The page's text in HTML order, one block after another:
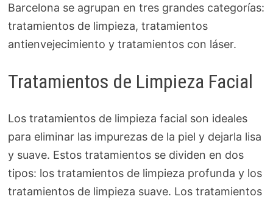
Barcelona se agrupan en tres grandes categorías:
tratamientos de limpieza, tratamientos
antienvejecimiento y tratamientos con láser.
Tratamientos de Limpieza Facial
Los tratamientos de limpieza facial son ideales
para eliminar las impurezas de la piel y dejarla lisa
y suave. Estos tratamientos se dividen en dos
tipos: los tratamientos de limpieza profunda y los
tratamientos de limpieza suave. Los tratamientos